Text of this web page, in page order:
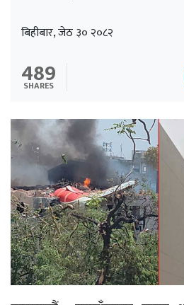
बिहीबार, जेठ ३० २०८२
489
SHARES